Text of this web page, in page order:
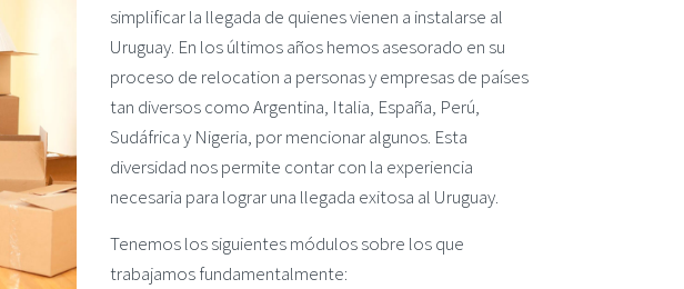
simplificar la llegada de quienes vienen a instalarse al
Uruguay. En los últimos años hemos asesorado en su
proceso de relocation a personas y empresas de países
tan diversos como Argentina, Italia, España, Perú,
Sudáfrica y Nigeria, por mencionar algunos. Esta
diversidad nos permite contar con la experiencia
necesaria para lograr una llegada exitosa al Uruguay.
Tenemos los siguientes módulos sobre los que
trabajamos fundamentalmente: